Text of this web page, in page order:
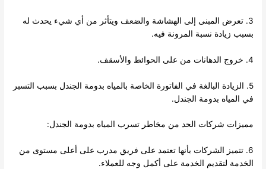
3. تعرض المبنى إلى الهشاشة والضعف ويتأثر من أي شيء يحدث له
بسبب زيادة نسبة المرونة فيه.
4. خروج الدهانات من على الحوائط والأسقف.
5. الزيادة البالغة في الفاتورة الخاصة بالمياه بدومة الجندل بسبب التسبر
في المياه بدومة الجندل.
مميزات شركات الحد من مخاطر تسرب المياه بدومة الجندل:
6. تتميز الشركات بأنها تعتمد على فريق مدرب على أعلى مستوى من
الخدمة لتقديم الخدمة على أكمل وجه للعملاء.